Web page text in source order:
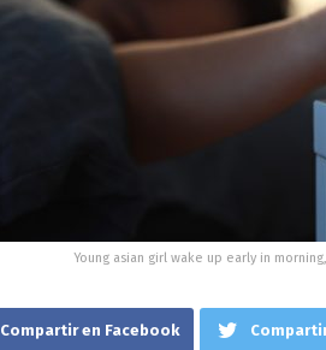
Young asian girl wake up early in
Compartir en Facebook